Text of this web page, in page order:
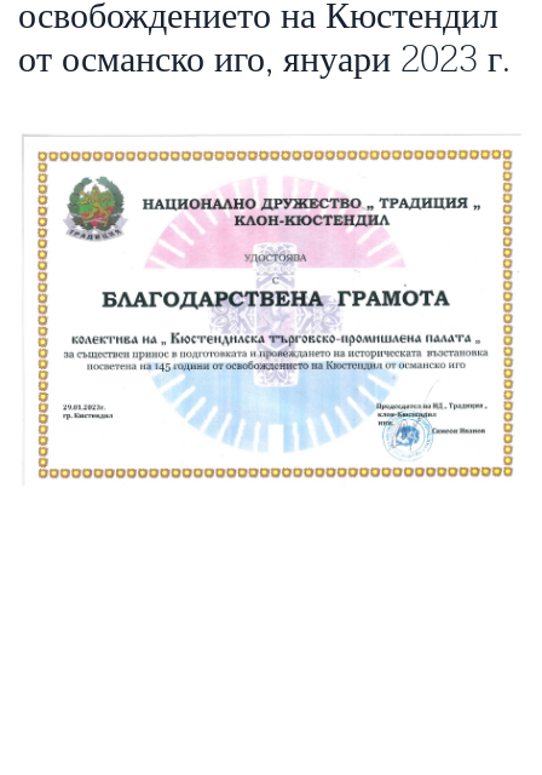
освобождението на Кюстендил
от османско иго, януари 2023 г.